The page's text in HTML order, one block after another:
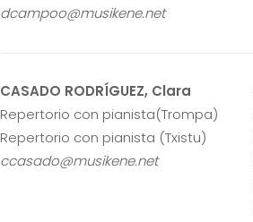
dcampoo@musikene.net
CASADO RODRÍGUEZ, Clara
Repertorio con pianista(Trompa)
Repertorio con pianista (Txistu)
ccasado@musikene.net